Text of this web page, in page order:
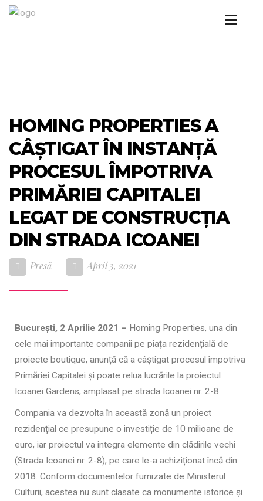
HOMING PROPERTIES A
CÂȘTIGAT ÎN INSTANȚĂ
PROCESUL ÎMPOTRIVA
PRIMĂRIEI CAPITALEI
LEGAT DE CONSTRUCȚIA
DIN STRADA ICOANEI
Presă April 3, 2021
București, 2 Aprilie 2021 – Homing Properties, una din
cele mai importante companii pe piața rezidențială de
proiecte boutique, anunță că a câștigat procesul împotriva
Primăriei Capitalei și poate relua lucrările la proiectul
Icoanei Gardens, amplasat pe strada Icoanei nr. 2-8.
Compania va dezvolta în această zonă un proiect
rezidențial ce presupune o investiție de 10 milioane de
euro, iar proiectul va integra elemente din clădirile vechi
(Strada Icoanei nr. 2-8), pe care le-a achiziționat încă din
2018. Conform documentelor furnizate de Ministerul
Culturii, acestea nu sunt clasate ca monumente istorice și